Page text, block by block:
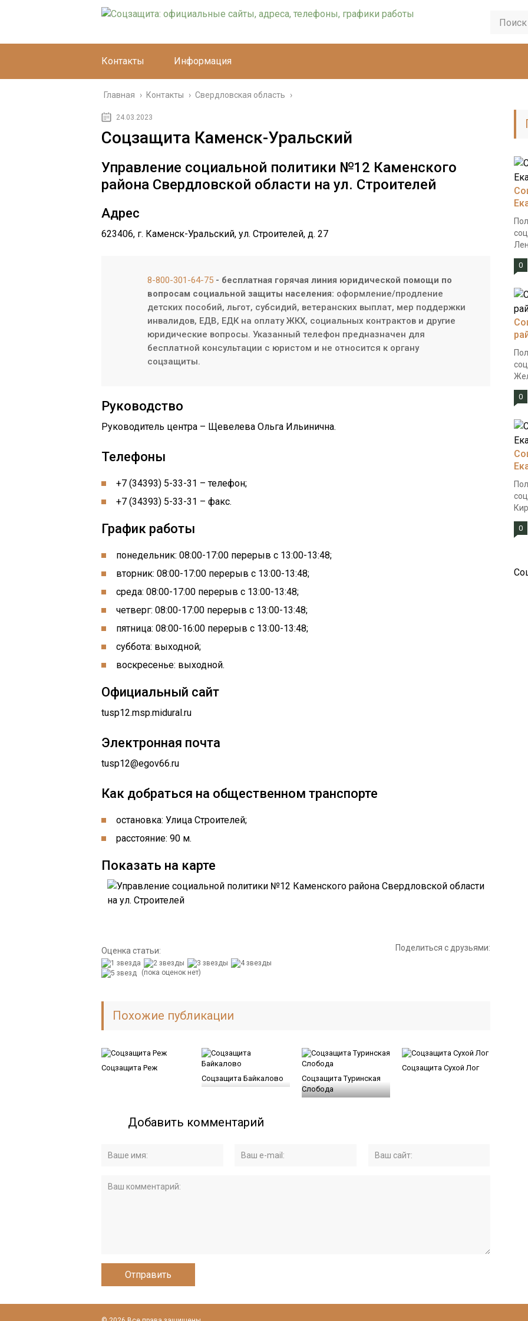
Контакты Информация
Главная › Контакты › Свердловская область ›
24.03.2023
Соцзащита Каменск-Уральский
Управление социальной политики №12 Каменского
района Свердловской области на ул. Строителей
Адрес
623406, г. Каменск-Уральский, ул. Строителей, д. 27
8-800-301-64-75 - бесплатная горячая линия юридической помощи по
вопросам социальной защиты населения: оформление/продление
детских пособий, льгот, субсидий, ветеранских выплат, мер поддержки
инвалидов, ЕДВ, ЕДК на оплату ЖКХ, социальных контрактов и другие
юридические вопросы. Указанный телефон предназначен для
бесплатной консультации с юристом и не относится к органу
соцзащиты.
Руководство
Руководитель центра – Щевелева Ольга Ильинична.
Телефоны
+7 (34393) 5-33-31 – телефон;
+7 (34393) 5-33-31 – факс.
График работы
понедельник: 08:00-17:00 перерыв с 13:00-13:48;
вторник: 08:00-17:00 перерыв с 13:00-13:48;
среда: 08:00-17:00 перерыв с 13:00-13:48;
четверг: 08:00-17:00 перерыв с 13:00-13:48;
пятница: 08:00-16:00 перерыв с 13:00-13:48;
суббота: выходной;
воскресенье: выходной.
Официальный сайт
tusp12.msp.midural.ru
Электронная почта
tusp12@egov66.ru
Как добраться на общественном транспорте
остановка: Улица Строителей;
расстояние: 90 м.
Показать на карте
Оценка статьи:
(пока оценок нет)
Поделиться с друзьями:
Похожие публикации
Соцзащита Реж
Соцзащита Байкалово
Соцзащита Туринская
Слобода
Соцзащита Сухой Лог
Добавить комментарий
0
0
0